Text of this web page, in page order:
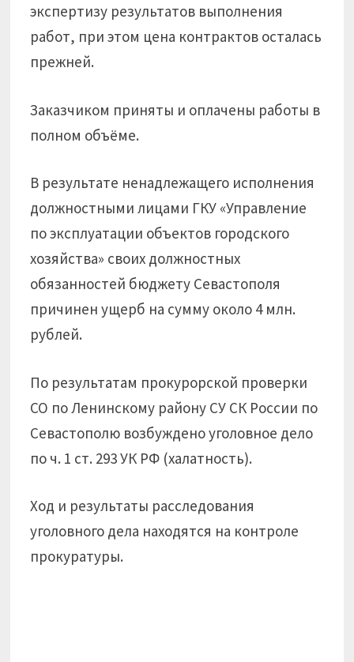
экспертизу результатов выполнения
работ, при этом цена контрактов осталась
прежней.
Заказчиком приняты и оплачены работы в
полном объёме.
В результате ненадлежащего исполнения
должностными лицами ГКУ «Управление
по эксплуатации объектов городского
хозяйства» своих должностных
обязанностей бюджету Севастополя
причинен ущерб на сумму около 4 млн.
рублей.
По результатам прокурорской проверки
СО по Ленинскому району СУ СК России по
Севастополю возбуждено уголовное дело
по ч. 1 ст. 293 УК РФ (халатность).
Ход и результаты расследования
уголовного дела находятся на контроле
прокуратуры.